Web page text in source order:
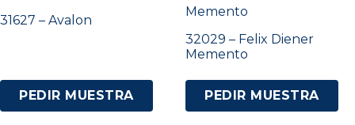
31627 – Avalon
PEDIR MUESTRA
32029 – Felix Diener
Memento
PEDIR MUESTRA